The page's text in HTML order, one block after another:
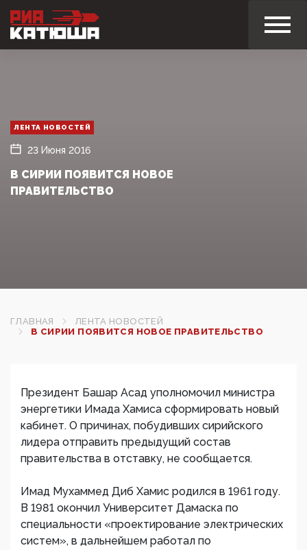
ЛЕНТА НОВОСТЕЙ
23 Июня 2016
В СИРИИ ПОЯВИТСЯ НОВОЕ
ПРАВИТЕЛЬСТВО
ГЛАВНАЯ
ЛЕНТА НОВОСТЕЙ
В СИРИИ ПОЯВИТСЯ НОВОЕ ПРАВИТЕЛЬСТВО
Президент Башар Асад уполномочил министра
энергетики Имада Хамиса сформировать новый
кабинет. О причинах, побудивших сирийского
лидера отправить предыдущий состав
правительства в отставку, не сообщается.
Имад Мухаммед Диб Хамис родился в 1961 году.
В 1981 окончил Университет Дамаска по
специальности «проектирование электрических
систем», в дальнейшем работал по